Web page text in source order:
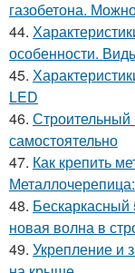
газобетона.
44.
особенности.
45.
LED
46. Строительный
самостоятельно
47. Как крепить
48.
новая волна в
49. Укрепление и